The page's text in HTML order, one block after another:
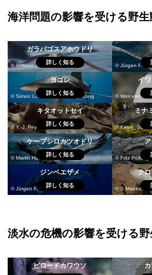
海洋問題の影響を受ける野生
© Antonio Busiello / WWF-US
ガラパゴスアホウドリ
詳しく知る
© Jürgen
© Simon Lorenz / WWF-Hong Kong
ヨゴレ
詳しく知る
© Wim van
イ
© Y.-J. Rey-Millet / WWF
キタオットセイ
詳しく知る
©
ミナ
© Martin Harvey / WWF
ケープシロカツオドリ
詳しく知る
© Fritz Pölking
© Jürgen Freund / WWF
ジンベエザメ
詳しく知る
© S.Maekawa
ク
淡水の危機の影響を受ける
ビロードカワウソ